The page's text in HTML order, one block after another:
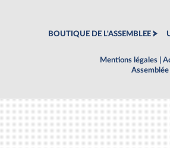
BOUTIQUE DE L'ASSEMBLEE
Mentions légales